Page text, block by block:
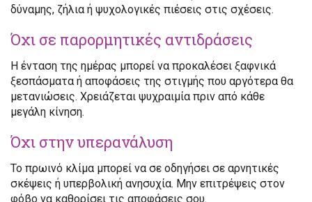
δύναμης, ζήλια ή ψυχολογικές πιέσεις στις σχέσεις.
Όχι σε παρορμητικές αντιδράσεις
Η ένταση της ημέρας μπορεί να προκαλέσει ξαφνικά
ξεσπάσματα ή αποφάσεις της στιγμής που αργότερα θα
μετανιώσεις. Χρειάζεται ψυχραιμία πριν από κάθε
μεγάλη κίνηση.
Όχι στην υπερανάλυση
Το πρωινό κλίμα μπορεί να σε οδηγήσει σε αρνητικές
σκέψεις ή υπερβολική ανησυχία. Μην επιτρέψεις στον
φόβο να καθορίσει τις αποφάσεις σου.